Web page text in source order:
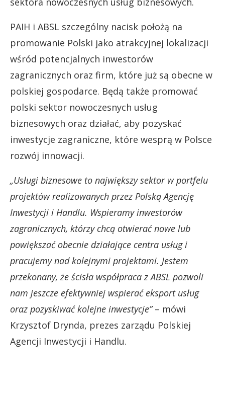
PAIH i ABSL szczególny nacisk położą na
promowanie Polski jako atrakcyjnej lokalizacji
wśród potencjalnych inwestorów
zagranicznych oraz firm, które już są obecne w
polskiej gospodarce. Będą także promować
polski sektor nowoczesnych usług
biznesowych oraz działać, aby pozyskać
inwestycje zagraniczne, które wesprą w Polsce
rozwój innowacji.
„Usługi biznesowe to największy sektor w portfelu
projektów realizowanych przez Polską Agencję
Inwestycji i Handlu. Wspieramy inwestorów
zagranicznych, którzy chcą otwierać nowe lub
powiększać obecnie działające centra usług i
pracujemy nad kolejnymi projektami. Jestem
przekonany, że ścisła współpraca z ABSL pozwoli
nam jeszcze efektywniej wspierać eksport usług
oraz pozyskiwać kolejne inwestycje”– mówi
Krzysztof Drynda, prezes zarządu Polskiej
Agencji Inwestycji i Handlu.